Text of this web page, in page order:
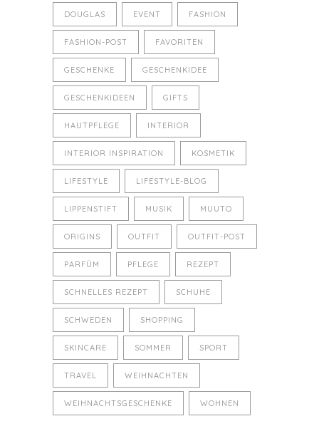
DOUGLAS EVENT FASHION
FASHION-POST FAVORITEN
GESCHENKE GESCHENKIDEE
GESCHENKIDEEN GIFTS
HAUTPFLEGE INTERIOR
INTERIOR INSPIRATION KOSMETIK
LIFESTYLE LIFESTYLE-BLOG
LIPPENSTIFT MUSIK MUUTO
ORIGINS OUTFIT OUTFIT-POST
PARFÜM PFLEGE REZEPT
SCHNELLES REZEPT SCHUHE
SCHWEDEN SHOPPING
SKINCARE SOMMER SPORT
TRAVEL WEIHNACHTEN
WEIHNACHTSGESCHENKE WOHNEN